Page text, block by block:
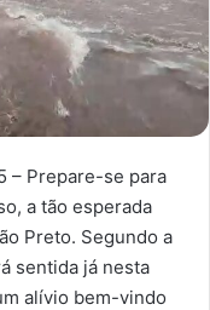
– Prepare-se para
a tão esperada
Preto. Segundo a
sentida já nesta
alívio bem-vindo